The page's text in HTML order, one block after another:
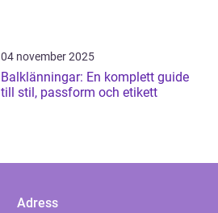
04 november 2025
Balklänningar: En komplett guide
till stil, passform och etikett
Adress